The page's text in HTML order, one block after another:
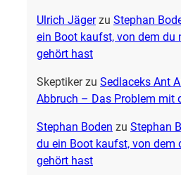
Ulrich Jägerzu Stephan
ein Boot kaufst, von dem du
gehört hast
Skeptikerzu Sedlaceks Ant
Abbruch – Das Problem mit
Stephan Boden zu Stephan
du ein Boot kaufst, von dem
gehört hast